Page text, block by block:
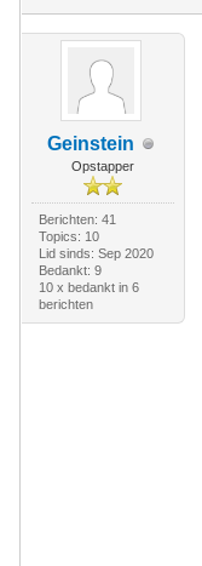
Geinstein
Opstapper
Berichten: 41
Topics: 10
Lid sinds: Sep 2020
Bedankt: 9
10 x bedankt in 6
berichten